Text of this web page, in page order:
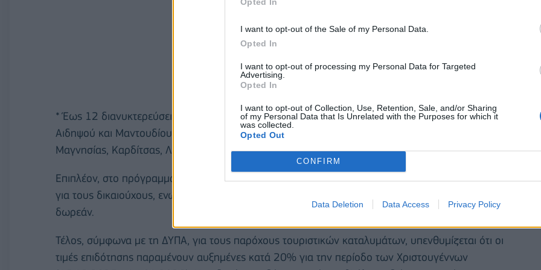
I want to opt-out of the Sale of my Personal Data.
Opted In
I want to opt-out of processing my Personal Data for Targeted
Advertising.
Opted In
I want to opt-out of Collection, Use, Retention, Sale, and/or Sharing
of my Personal Data that Is Unrelated with the Purposes for which it
was collected.
Opted Out
CONFIRM
Data Deletion Data Access Privacy Policy
* Έως 12 διανυκτερεύσεις, εντελώς δωρεάν, σε καταλύματα της Βόρειας Εύβοιας (Δήμοι Ιστιαίας-
Αιδηψού και Μαντουδίου-Λίμνης-Αγίας Άννας), καθώς και των Περιφερειακών Ενοτήτων
Μαγνησίας, Καρδίτσας, Λάρισας, Τρικάλων και Έβρου.
Επιπλέον, στο πρόγραμμα επιδοτούνται και τα ακτοπλοϊκά εισιτήρια, με ιδιωτική συμμετοχή 25%
για τους δικαιούχους, ενώ για τα άτομα με αναπηρία (ΑμεΑ) τα ακτοπλοϊκά εισιτήρια διατίθενται
δωρεάν.
Τέλος, σύμφωνα με τη ΔΥΠΑ, για τους παρόχους τουριστικών καταλυμάτων, υπενθυμίζεται ότι οι
τιμές επιδότησης παραμένουν αυξημένες κατά 20% για την περίοδο των Χριστουγέννων